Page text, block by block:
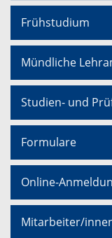
Frühstudium
Mündliche
Studien- und
Formulare
Online-
Mitarbeiter/